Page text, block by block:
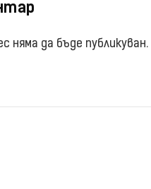
няма да бъде публикуван.